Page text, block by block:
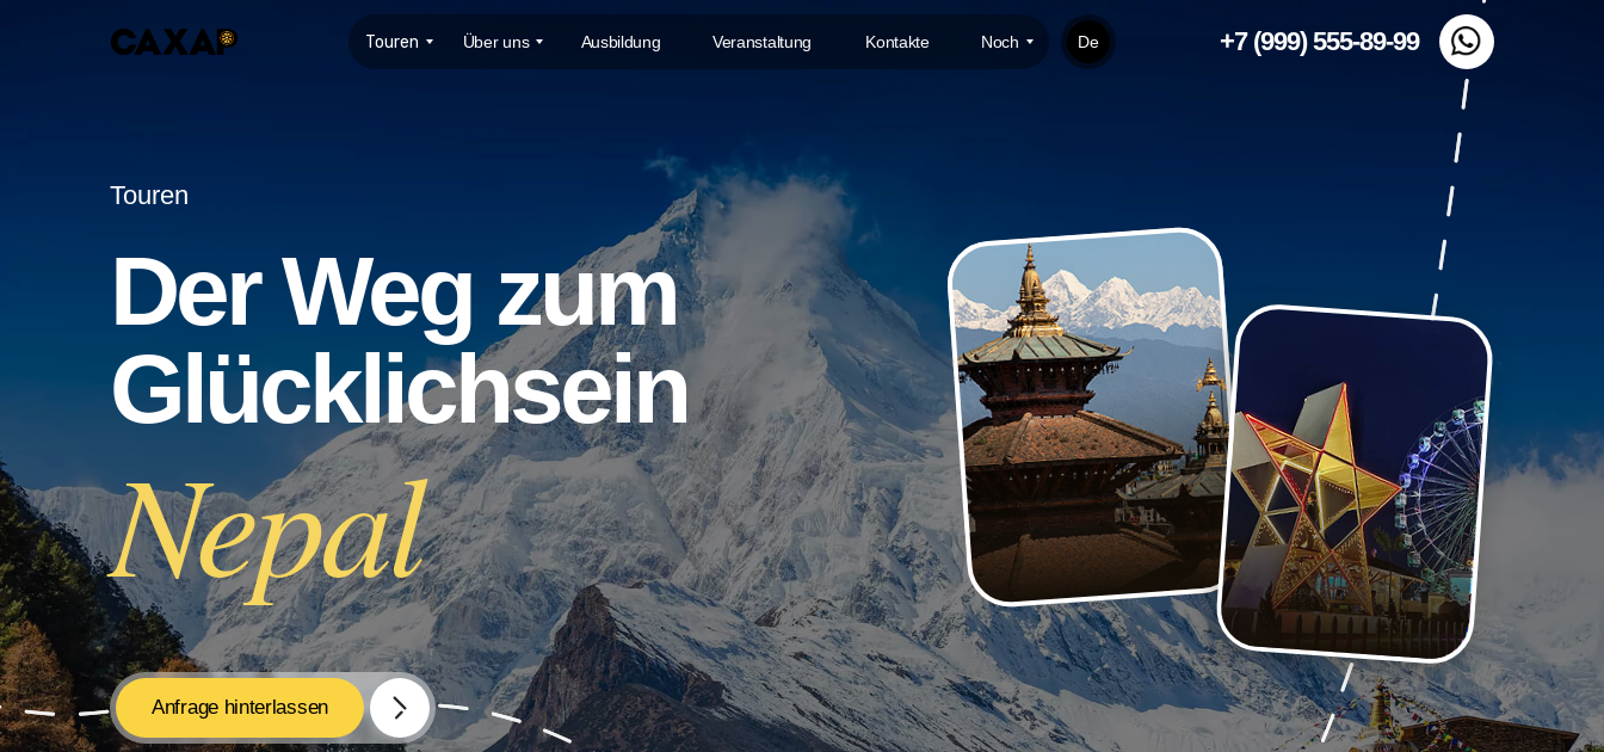
+7 (999) 555-89-99
De
Touren Über uns Ausbildung Veranstaltung Kontakte Noch
Der Weg zum
Glücklichsein
Touren
Anfrage hinterlassen
Nepal